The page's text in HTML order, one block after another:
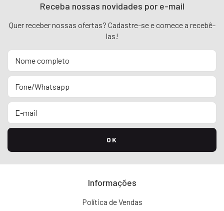
Receba nossas novidades por e-mail
Quer receber nossas ofertas? Cadastre-se e comece a recebê-
las!
Informações
Política de Vendas